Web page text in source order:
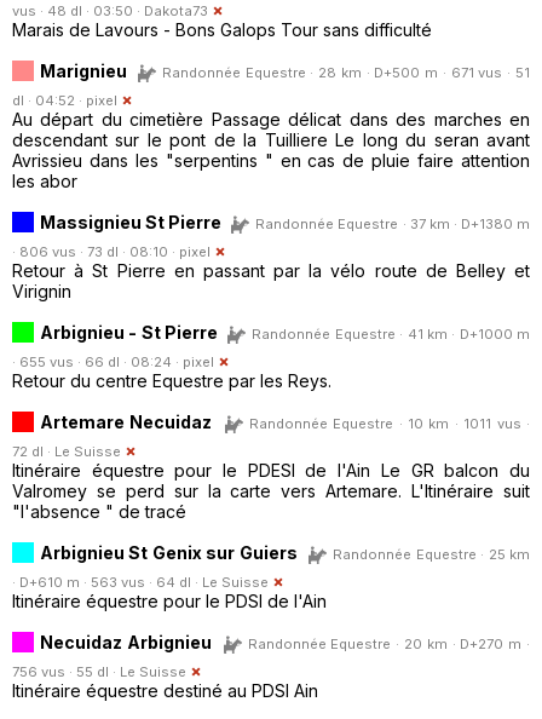
vus · 48 dl · 03:50 · Dakota73
Marais de Lavours - Bons Galops Tour sans difficulté
Marignieu
Randonnée Equestre · 28 km · D+500 m · 671 vus · 51
dl · 04:52 · pixel
Au départ du cimetière Passage délicat dans des marches en
descendant sur le pont de la Tuilliere Le long du seran avant
Avrissieu dans les "serpentins " en cas de pluie faire attention
les abor
Massignieu St Pierre
Randonnée Equestre · 37 km · D+1380 m
· 806 vus · 73 dl · 08:10 · pixel
Retour à St Pierre en passant par la vélo route de Belley et
Virignin
Arbignieu - St Pierre
Randonnée Equestre · 41 km · D+1000 m
· 655 vus · 66 dl · 08:24 · pixel
Retour du centre Equestre par les Reys.
Artemare Necuidaz
Randonnée Equestre · 10 km · 1011 vus ·
72 dl · Le Suisse
Itinéraire équestre pour le PDESI de l'Ain Le GR balcon du
Valromey se perd sur la carte vers Artemare. L'Itinéraire suit
"l'absence " de tracé
Arbignieu St Genix sur Guiers
Randonnée Equestre · 25 km
· D+610 m · 563 vus · 64 dl · Le Suisse
Itinéraire équestre pour le PDSI de l'Ain
Necuidaz Arbignieu
Randonnée Equestre · 20 km · D+270 m ·
756 vus · 55 dl · Le Suisse
Itinéraire équestre destiné au PDSI Ain